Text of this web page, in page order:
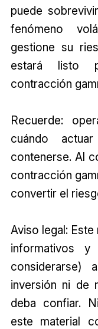
puede
fenómeno
gestione su
estará listo
contracción
Recuerde:
cuándo
contenerse. Al
contracción
convertir el
Aviso legal:
informativos
considerarse)
inversión ni de
deba confiar.
este material